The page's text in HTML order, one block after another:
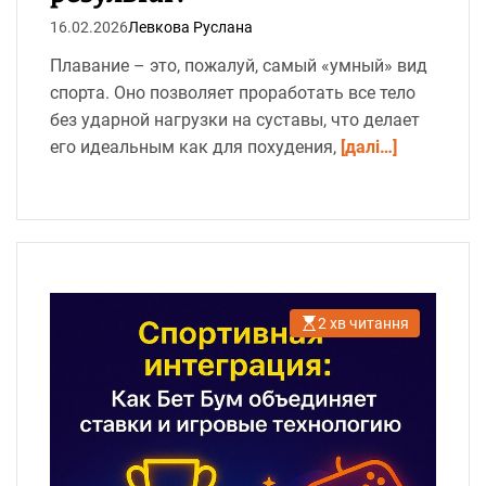
16.02.2026Левкова Руслана
Плавание – это, пожалуй, самый «умный» вид
спорта. Оно позволяет проработать все тело
без ударной нагрузки на суставы, что делает
его идеальным как для похудения, [далі…]
О
н
т
о
в
н
и
й
2 хв читання